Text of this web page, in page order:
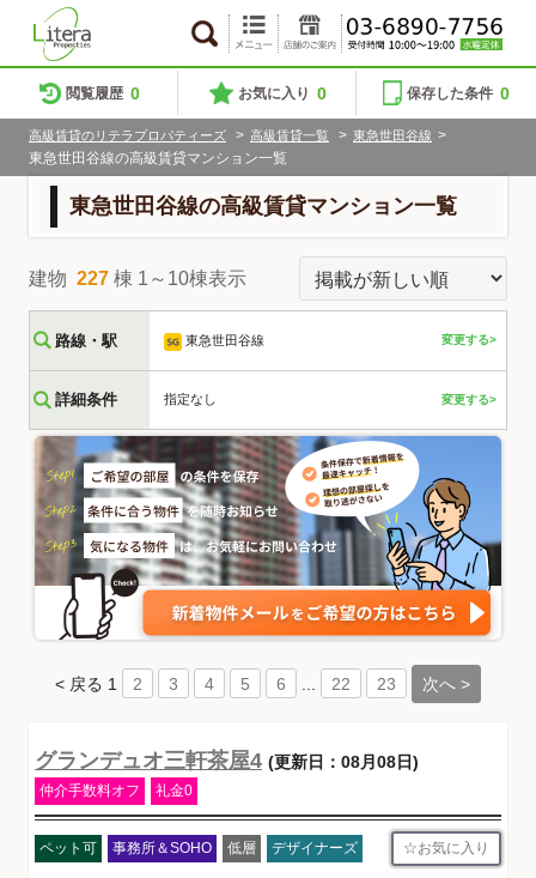
閲覧履歴 0 お気に入り 0 保存した条件 0
高級賃貸のリテラプロパティーズ > 高級賃貸一覧 > 東急世田谷線 >
東急世田谷線の高級賃貸マンション一覧
東急世田谷線の高級賃貸マンション一覧
建物 227 棟 1～10棟表示
路線・駅 東急世田谷線 変更する>
詳細条件 指定なし 変更する>
< 戻る 1 2 3 4 5 6 22 23 次へ >
グランデュオ三軒茶屋4 (更新日：08月08日)
仲介手数料オフ 礼金0
ペット可 事務所＆SOHO 低層 デザイナーズ お気に入り